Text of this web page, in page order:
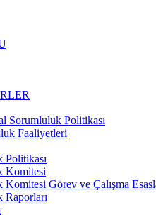
Sorumluluk Politikası
Faaliyetleri
Komitesi
Görev ve Çalışma